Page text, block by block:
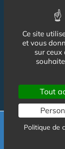
CGU
Mentions
Besoin
Ce site
et vous
sur ceux
Tout
Politique de